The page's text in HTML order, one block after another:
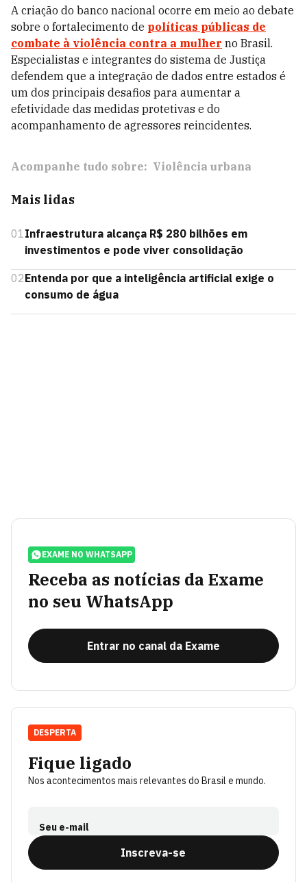
A criação do banco nacional ocorre em meio ao debate
sobre o fortalecimento de políticas públicas de
combate à violência contra a mulher no Brasil.
Especialistas e integrantes do sistema de Justiça
defendem que a integração de dados entre estados é
um dos principais desafios para aumentar a
efetividade das medidas protetivas e do
acompanhamento de agressores reincidentes.
Acompanhe tudo sobre: Violência urbana
Mais lidas
01Infraestrutura alcança R$ 280 bilhões em
investimentos e pode viver consolidação
02Entenda por que a inteligência artificial exige o
consumo de água
EXAME NO WHATSAPP
Receba as notícias da Exame
no seu WhatsApp
Entrar no canal da Exame
Fique ligado
Nos acontecimentos mais relevantes do Brasil e mundo.
Seu e-mail
Inscreva-se
DESPERTA